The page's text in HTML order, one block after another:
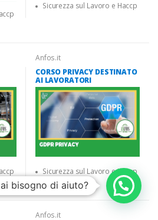
bisogno di aiuto?
Sicurezza sul Lavoro e Haccp
Anfos.it
CORSO PRIVACY DESTINATO
AI LAVORATORI
Sicurezza sul Lavoro e Haccp
Anfos.it